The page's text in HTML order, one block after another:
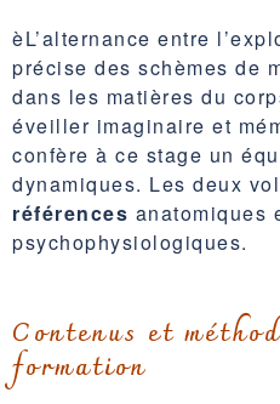
èL’alternance entre
précise des schèmes de
dans les matières du
éveiller imaginaire et
confère à ce stage un
dynamiques. Les deux
références anatomiques
psychophysiologiques.
Contenus et
formation